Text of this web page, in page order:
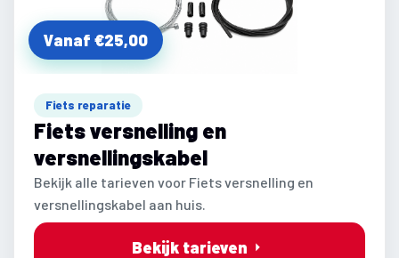
Vanaf €25,00
Fiets reparatie
Fiets versnelling en
versnellingskabel
Bekijk alle tarieven voor Fiets versnelling en
versnellingskabel aan huis.
Bekijk tarieven